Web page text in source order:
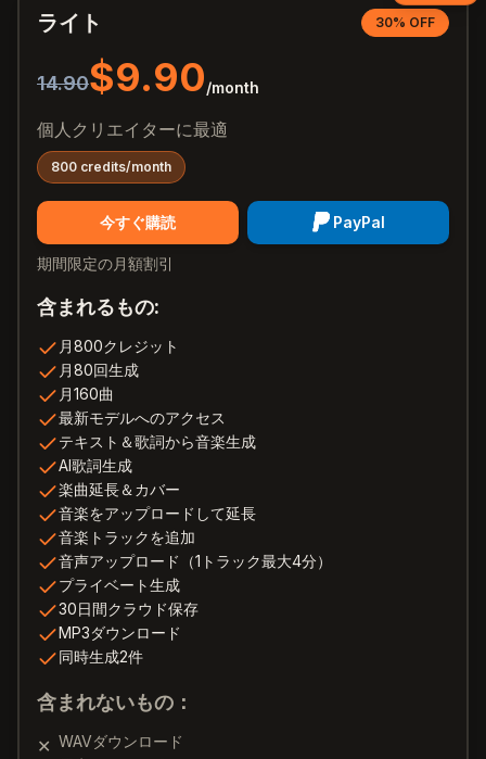
ライト 30% OFF
14.90$9.90/month
個人クリエイターに最適
800 credits/month
今すぐ購読 PayPal
期間限定の月額割引
含まれるもの:
月800クレジット
月80回生成
月160曲
最新モデルへのアクセス
テキスト＆歌詞から音楽生成
AI歌詞生成
楽曲延長＆カバー
音楽をアップロードして延長
音楽トラックを追加
音声アップロード（1トラック最大4分）
プライベート生成
30日間クラウド保存
MP3ダウンロード
同時生成2件
含まれないもの：
✕ WAVダウンロード